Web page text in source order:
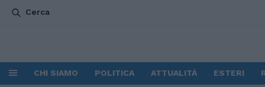
Cerca
CHI SIAMO POLITICA ATTUALITÀ ESTERI